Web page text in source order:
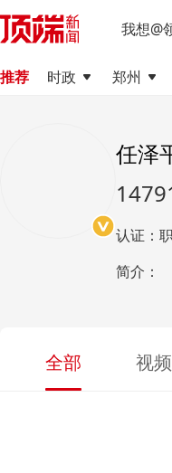
我想@
推荐 时政 郑州
任泽
认证：
简介：
全部 视频